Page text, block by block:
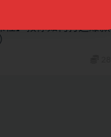
程】教你如何打造爆款